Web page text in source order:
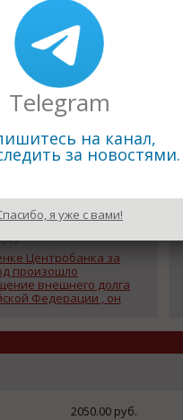
Центробанка за
произошло
внешнего долга
Федерации , он
2050.00 руб.
Telegram
на канал,
за новостями.
я уже с вами!